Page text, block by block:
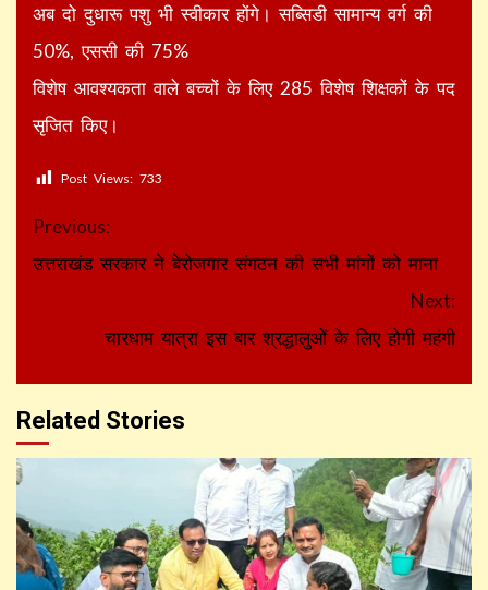
अब दो दुधारू पशु भी स्वीकार होंगे। सब्सिडी सामान्य वर्ग की
50%, एससी की 75%
विशेष आवश्यकता वाले बच्चों के लिए 285 विशेष शिक्षकों के पद
सृजित किए।
Post Views: 733
Continue
Reading
Previous:
उत्तराखंड सरकार ने बेरोजगार संगठन की सभी मांगों को माना
Next:
चारधाम यात्रा इस बार श्रद्धालुओं के लिए होगी महंगी
Related Stories